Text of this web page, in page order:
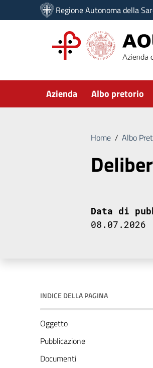
Vai ai contenuti
Vai al menu di navigazione
Vai al footer
Regione Autonoma della
Submenu
Azienda Albo pretorio
Home / Albo
Data di
08.07.2026
INDICE DELLA PAGINA
Oggetto
Pubblicazione
Documenti